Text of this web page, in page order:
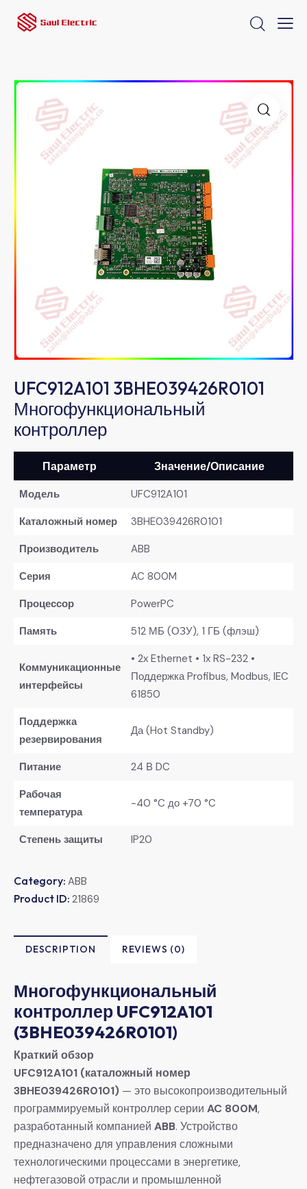
UFC912A101 3BHE039426R0101
Многофункциональный
контроллер
​Параметр​ ​Значение/Описание​
​Модель​
UFC912A101
​Каталожный номер​
3BHE039426R0101
​Производитель​
ABB
​Серия​
AC 800M
​Процессор​
PowerPC
​Память​
512 МБ (ОЗУ), 1 ГБ (флэш)
​Коммуникационные
интерфейсы​
• 2x Ethernet • 1x RS-232 •
Поддержка Profibus, Modbus, IEC
61850
​Поддержка
резервирования​
Да (Hot Standby)
​Питание​
24 В DC
​Рабочая
температура​
-40 °C до +70 °C
​Степень защиты​ IP20
Category: ABB
Product ID: 21869
DESCRIPTION REVIEWS (0)
​Многофункциональный
контроллер UFC912A101
(3BHE039426R0101)​
​Краткий обзор​
​UFC912A101 (каталожный номер
3BHE039426R0101)​ ​ — это высокопроизводительный
программируемый контроллер серии ​ ​AC 800M​​,
разработанный компанией ​ ​ABB​​. Устройство
предназначено для управления сложными
технологическими процессами в энергетике,
нефтегазовой отрасли и промышленной